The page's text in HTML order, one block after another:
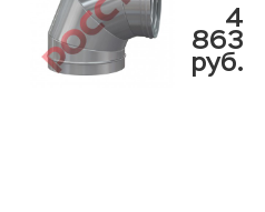
4
863
руб.